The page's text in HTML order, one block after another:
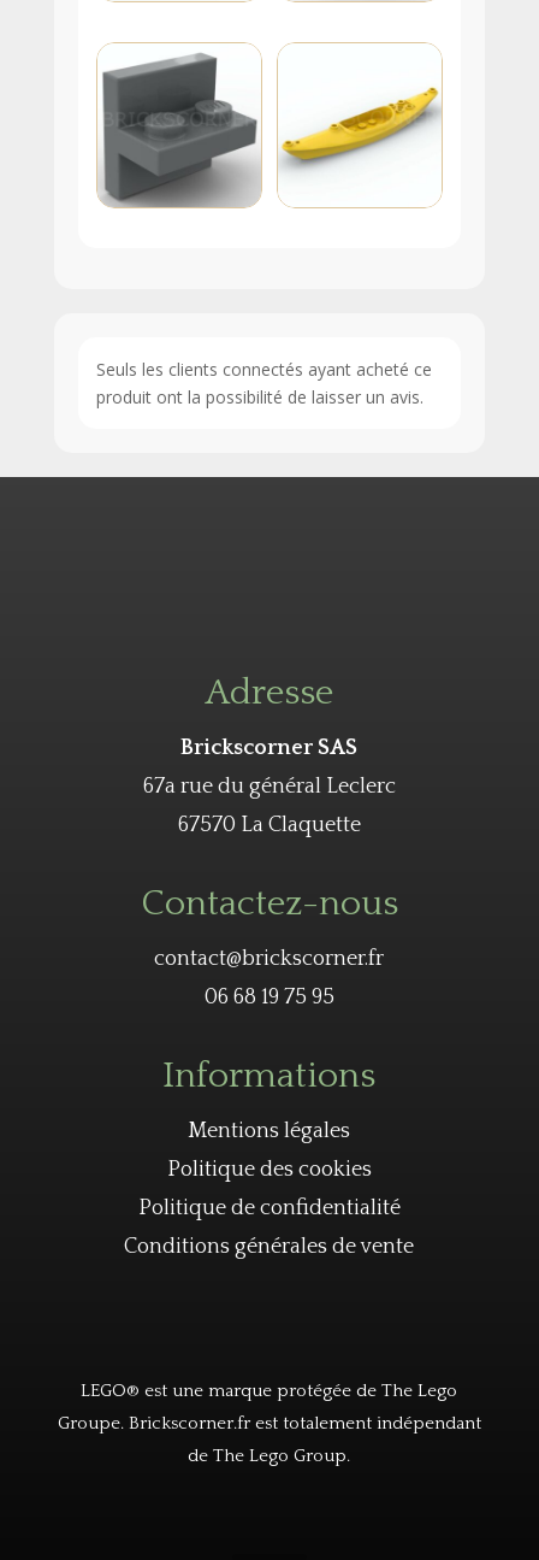
Seuls les clients connectés ayant acheté ce
produit ont la possibilité de laisser un avis.
Adresse
Brickscorner SAS
67a rue du général Leclerc
67570 La Claquette
Contactez-nous
contact@brickscorner.fr
06 68 19 75 95
Informations
Mentions légales
Politique des cookies
Politique de confidentialité
Conditions générales de vente
LEGO® est une marque protégée de The Lego
Groupe. Brickscorner.fr est totalement indépendant
de The Lego Group.